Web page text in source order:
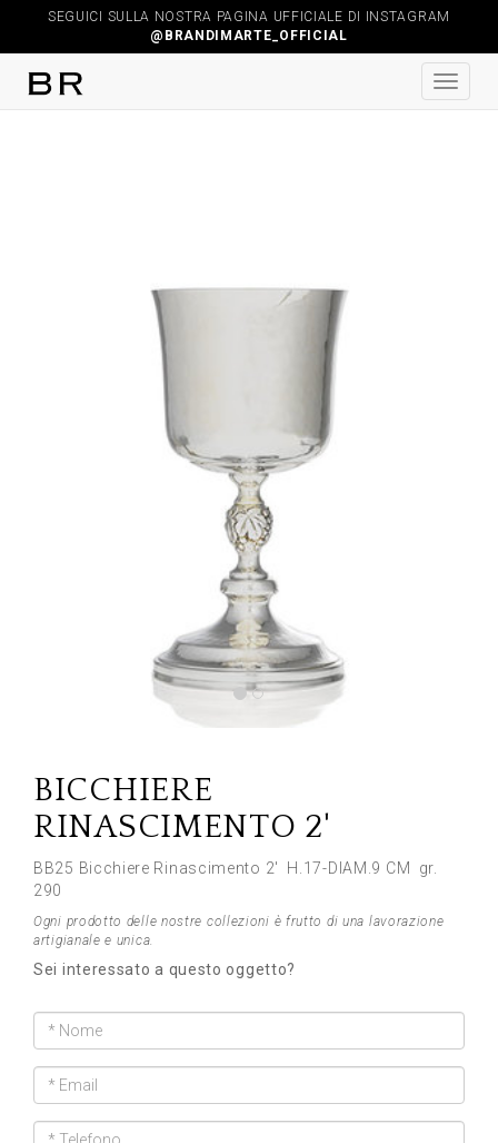
SEGUICI SULLA NOSTRA PAGINA UFFICIALE DI INSTAGRAM
@BRANDIMARTE_OFFICIAL
BICCHIERE
RINASCIMENTO 2'
BB25 Bicchiere Rinascimento 2' H.17-DIAM.9 CM gr.
290
Ogni prodotto delle nostre collezioni è frutto di una lavorazione
artigianale e unica.
Sei interessato a questo oggetto?